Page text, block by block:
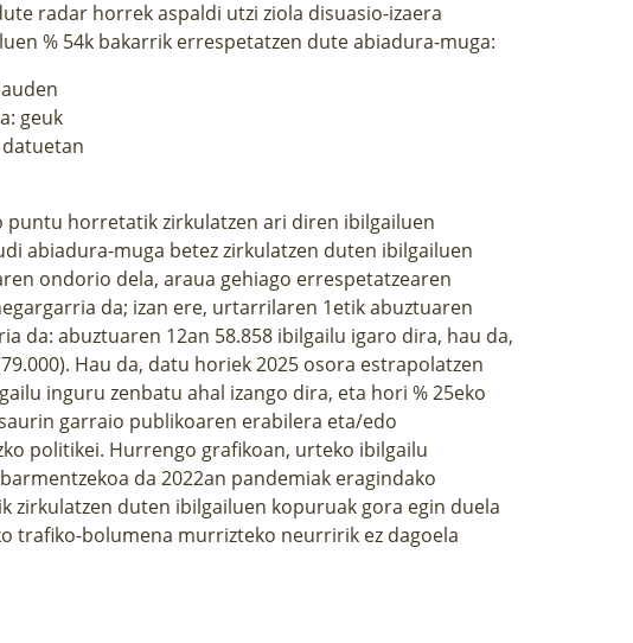
radar horrek aspaldi utzi ziola disuasio-izaera
% 54k bakarrik errespetatzen dute abiadura-muga:
geuk
horretatik zirkulatzen ari diren ibilgailuen
abiadura-muga betez zirkulatzen duten ibilgailuen
ondorio dela, araua gehiago errespetatzearen
da; izan ere, urtarrilaren 1etik abuztuaren
da: abuztuaren 12an 58.858 ibilgailu igaro dira, hau da,
Hau da, datu horiek 2025 osora estrapolatzen
inguru zenbatu ahal izango dira, eta hori % 25eko
garraio publikoaren erabilera eta/edo
politikei. Hurrengo grafikoan, urteko ibilgailu
da 2022an pandemiak eragindako
duten ibilgailuen kopuruak gora egin duela
trafiko-bolumena murrizteko neurririk ez dagoela